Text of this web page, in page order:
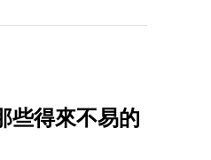
些得來不易的